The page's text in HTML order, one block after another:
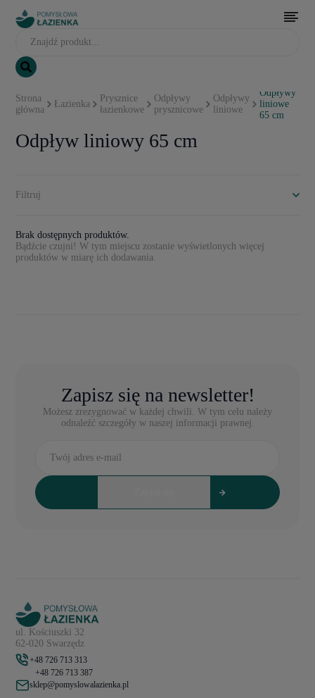
Strona
główna
Łazienka
Prysznice
łazienkowe
Odpływy
prysznicowe
Odpływy
liniowe
Odpływy
liniowe
65 cm
Odpływ liniowy 65 cm
Filtruj
Brak dostępnych produktów.
Bądźcie czujni! W tym miejscu zostanie wyświetlonych więcej
produktów w miarę ich dodawania.
Zapisz się na newsletter!
Możesz zrezygnować w każdej chwili. W tym celu należy
odnaleźć szczegóły w naszej informacji prawnej.
ul. Kościuszki 32
62-020 Swarzędz
+48 726 713 313
+48 726 713 387
sklep@pomyslowalazienka.pl